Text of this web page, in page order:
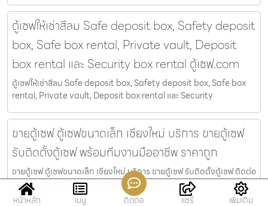
ตู้เซฟให้เช่าสีลม Safe deposit box, Safety deposit
box, Safe box rental, Private vault, Deposit
box rental และ Security box rental ตู้เซฟ.com
ตู้เซฟให้เช่าสีลม Safe deposit box, Safety deposit box, Safe box
rental, Private vault, Deposit box rental และ Security
ขายตู้เซฟ ตู้เซฟขนาดเล็ก เชียงใหม่ บริการ ขายตู้เซฟ
รับติดตั้งตู้เซฟ พร้อมทีมงานมืออาชีพ ราคาถูก
ขายตู้เซฟ ตู้เซฟขนาดเล็ก เชียงใหม่ บริการ ขายตู้เซฟ รับติดตั้งตู้เซฟ ติดต่อ
สอบถามได้ตลอด พร้อมให้บริการทั่วไทย ขายตู้เซฟ
หน้าหลัก
เมนู ติดต่อ แชร์ เพิ่มเติม